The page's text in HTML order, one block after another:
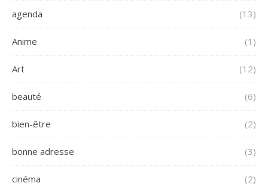
agenda (13)
Anime (1)
Art (12)
beauté (6)
bien-être (2)
bonne adresse (3)
cinéma (2)